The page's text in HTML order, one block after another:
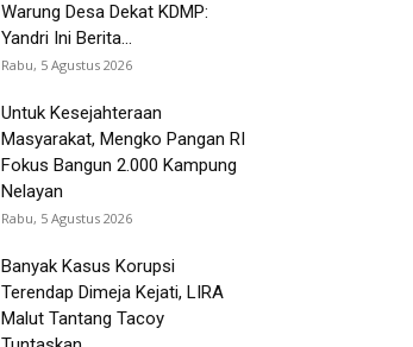
Warung Desa Dekat KDMP:
Yandri Ini Berita...
Rabu, 5 Agustus 2026
Untuk Kesejahteraan
Masyarakat, Mengko Pangan RI
Fokus Bangun 2.000 Kampung
Nelayan
Rabu, 5 Agustus 2026
Banyak Kasus Korupsi
Terendap Dimeja Kejati, LIRA
Malut Tantang Tacoy